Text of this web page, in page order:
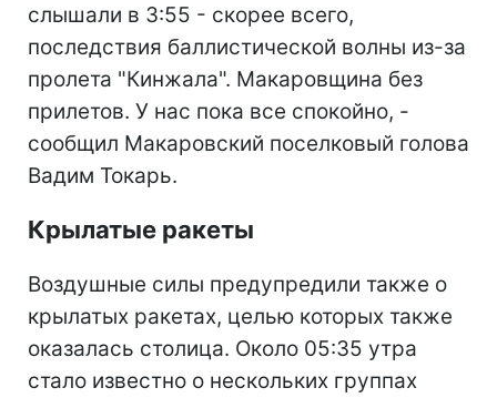
слышали в 3:55 - скорее всего,
последствия баллистической волны из-за
пролета "Кинжала". Макаровщина без
прилетов. У нас пока все спокойно, -
сообщил Макаровский поселковый голова
Вадим Токарь.
Крылатые ракеты
Воздушные силы предупредили также о
крылатых ракетах, целью которых также
оказалась столица. Около 05:35 утра
стало известно о нескольких группах